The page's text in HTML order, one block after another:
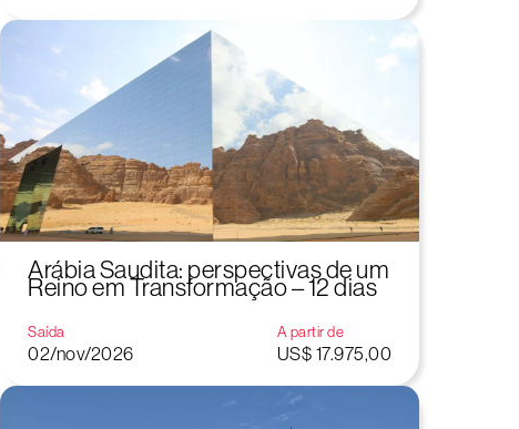
Arábia Saudita: perspectivas de um
Reino em Transformação – 12 dias
Saída
02/nov/2026
A partir de
US$ 17.975,00